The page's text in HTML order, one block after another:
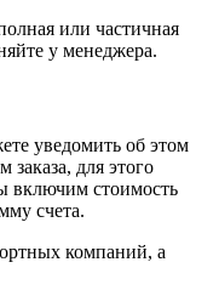
или частичная
у менеджера.
уведомить об этом
для этого
включим стоимость
счета.
компаний, а